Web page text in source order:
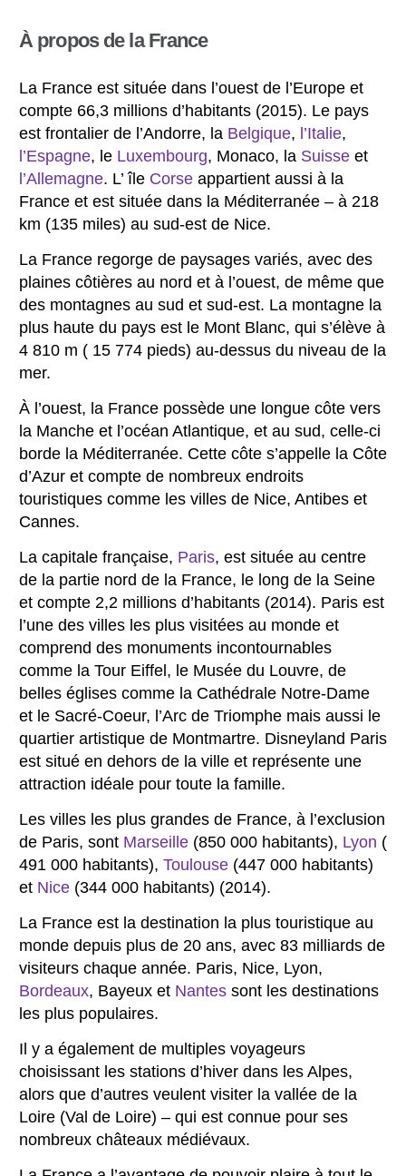
À propos de la France
La France est située dans l’ouest de l’Europe et
compte 66,3 millions d’habitants (2015). Le pays
est frontalier de l’Andorre, la Belgique, l’Italie,
l’Espagne, le Luxembourg, Monaco, la Suisse et
l’Allemagne. L’ île Corse appartient aussi à la
France et est située dans la Méditerranée – à 218
km (135 miles) au sud-est de Nice.
La France regorge de paysages variés, avec des
plaines côtières au nord et à l’ouest, de même que
des montagnes au sud et sud-est. La montagne la
plus haute du pays est le Mont Blanc, qui s’élève à
4 810 m ( 15 774 pieds) au-dessus du niveau de la
mer.
À l’ouest, la France possède une longue côte vers
la Manche et l’océan Atlantique, et au sud, celle-ci
borde la Méditerranée. Cette côte s’appelle la Côte
d’Azur et compte de nombreux endroits
touristiques comme les villes de Nice, Antibes et
Cannes.
La capitale française, Paris, est située au centre
de la partie nord de la France, le long de la Seine
et compte 2,2 millions d’habitants (2014). Paris est
l’une des villes les plus visitées au monde et
comprend des monuments incontournables
comme la Tour Eiffel, le Musée du Louvre, de
belles églises comme la Cathédrale Notre-Dame
et le Sacré-Coeur, l’Arc de Triomphe mais aussi le
quartier artistique de Montmartre. Disneyland Paris
est situé en dehors de la ville et représente une
attraction idéale pour toute la famille.
Les villes les plus grandes de France, à l’exclusion
de Paris, sont Marseille (850 000 habitants), Lyon (
491 000 habitants), Toulouse (447 000 habitants)
et Nice (344 000 habitants) (2014).
La France est la destination la plus touristique au
monde depuis plus de 20 ans, avec 83 milliards de
visiteurs chaque année. Paris, Nice, Lyon,
Bordeaux, Bayeux et Nantes sont les destinations
les plus populaires.
Il y a également de multiples voyageurs
choisissant les stations d’hiver dans les Alpes,
alors que d’autres veulent visiter la vallée de la
Loire (Val de Loire) – qui est connue pour ses
nombreux châteaux médiévaux.